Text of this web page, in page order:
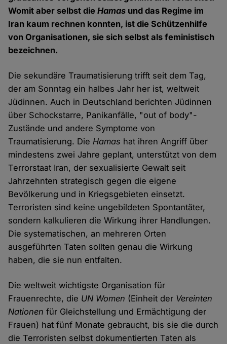
Womit aber selbst dieHamas und das Regime im
Iran kaum rechnen konnten, ist die Schützenhilfe
von Organisationen, sie sich selbst als feministisch
bezeichnen.
Die sekundäre Traumatisierung trifft seit dem Tag,
der am Sonntag ein halbes Jahr her ist, weltweit
Jüdinnen. Auch in Deutschland berichten Jüdinnen
über Schockstarre, Panikanfälle, "out of body"-
Zustände und andere Symptome von
Traumatisierung. DieHamas hat ihren Angriff über
mindestens zwei Jahre geplant, unterstützt von dem
Terrorstaat Iran, der sexualisierte Gewalt seit
Jahrzehnten strategisch gegen die eigene
Bevölkerung und in Kriegsgebieten einsetzt.
Terroristen sind keine ungebildeten Spontantäter,
sondern kalkulieren die Wirkung ihrer Handlungen.
Die systematischen, an mehreren Orten
ausgeführten Taten sollten genau die Wirkung
haben, die sie nun entfalten.
Die weltweit wichtigste Organisation für
Frauenrechte, die UN Women (Einheit der Vereinten
Nationen für Gleichstellung und Ermächtigung der
Frauen) hat fünf Monate gebraucht, bis sie die durch
die Terroristen selbst dokumentierten Taten als